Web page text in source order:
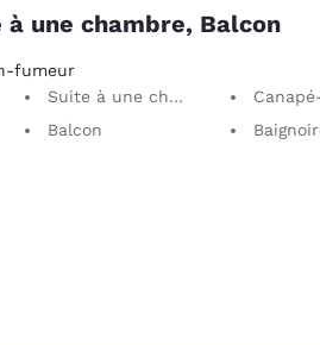
à une chambre, Balcon
fumeur
Suite à une chambre
Balcon